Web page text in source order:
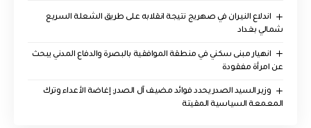
اندلاع النيران في صهريج نتيجة انقلابه على طريق الشعلة السريع
شمالي بغداد
انهيار مبنى سكني في منطقة الموافقية بالبصرة والدفاع المدني يبحث
عن امرأة مفقودة
وزير السيد الصدر يحدد فوائد مضيف آل الصدر: إغاضة الأعداء وترك
المعمعة السياسية المقيتة